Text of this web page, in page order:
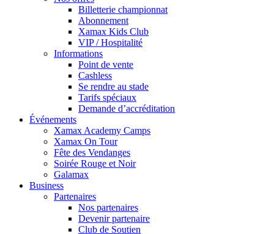
Billetterie championnat
Abonnement
Xamax Kids Club
VIP / Hospitalité
Informations
Point de vente
Cashless
Se rendre au stade
Tarifs spéciaux
Demande d’accréditation
Événements
Xamax Academy Camps
Xamax On Tour
Fête des Vendanges
Soirée Rouge et Noir
Galamax
Business
Partenaires
Nos partenaires
Devenir partenaire
Club de Soutien